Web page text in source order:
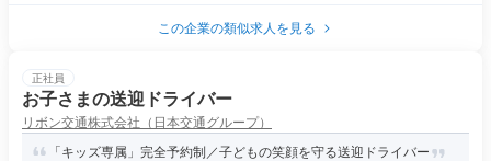
この企業の類似求人を見る
正社員
お子さまの送迎ドライバー
リボン交通株式会社（日本交通グループ）
「キッズ専属」完全予約制／子どもの笑顔を守る送迎ドライバー